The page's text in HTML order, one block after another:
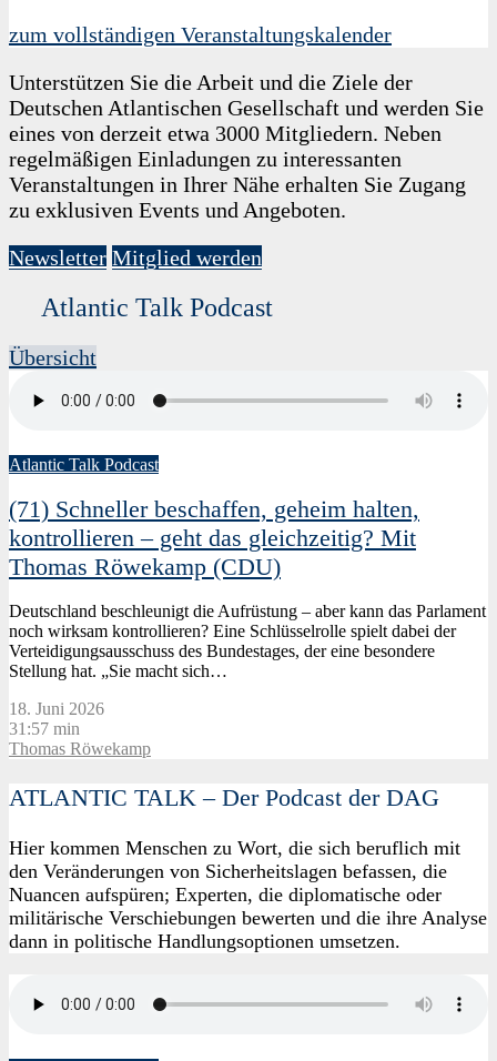
zum vollständigen Veranstaltungskalender
Unterstützen Sie die Arbeit und die Ziele der
Deutschen Atlantischen Gesellschaft und werden Sie
eines von derzeit etwa 3000 Mitgliedern. Neben
regelmäßigen Einladungen zu interessanten
Veranstaltungen in Ihrer Nähe erhalten Sie Zugang
zu exklusiven Events und Angeboten.
Newsletter Mitglied werden
Atlantic Talk Podcast
Übersicht
Atlantic Talk Podcast
(71) Schneller beschaffen, geheim halten,
kontrollieren – geht das gleichzeitig? Mit
Thomas Röwekamp (CDU)
Deutschland beschleunigt die Aufrüstung – aber kann das Parlament
noch wirksam kontrollieren? Eine Schlüsselrolle spielt dabei der
Verteidigungsausschuss des Bundestages, der eine besondere
Stellung hat. „Sie macht sich…
18. Juni 2026
31:57 min
Thomas Röwekamp
ATLANTIC TALK – Der Podcast der DAG
Hier kommen Menschen zu Wort, die sich beruflich mit
den Veränderungen von Sicherheitslagen befassen, die
Nuancen aufspüren; Experten, die diplomatische oder
militärische Verschiebungen bewerten und die ihre Analyse
dann in politische Handlungsoptionen umsetzen.